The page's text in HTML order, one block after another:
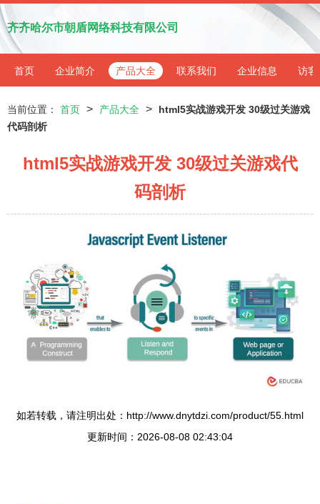
齐齐哈尔市朝盾网络科技有限公司
首页 企业简介 产品大全 联系我们 企业信息 访客
当前位置： 首页 > 产品大全 >
html5实战游戏开发 30级过关游戏
代码剖析
html5实战游戏开发 30级过关游戏代
码剖析
如若转载，请注明出处：http://www.dnytdzi.com/product/55.html
更新时间：2026-08-08 02:43:04